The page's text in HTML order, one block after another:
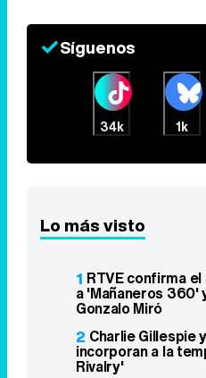
Síguenos
34k 1k
Lo más visto
1 RTVE confirma
a 'Mañaneros 360'
Gonzalo Miró
2 Charlie Gillespie
incorporan a la
Rivalry'